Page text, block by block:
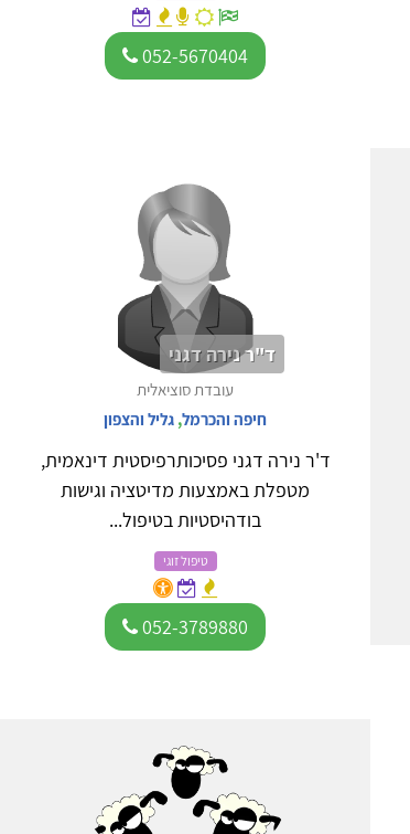
052-5670404
ד"ר נירה דגני
עובדת סוציאלית
חיפה והכרמל, גליל והצפון
ד'ר נירה דגני פסיכותרפיסטית דינאמית,
מטפלת באמצעות מדיטציה וגישות
בודהיסטיות בטיפול...
טיפול זוגי
052-3789880